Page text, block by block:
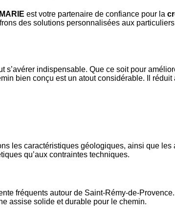
est votre partenaire de confiance pour la
des solutions personnalisées aux
s’avérer indispensable. Que ce soit pour
bien conçu est un atout considérable. Il
les caractéristiques géologiques, ainsi que
qu’aux contraintes techniques.
fréquents autour de Saint-Rémy-de-
assise solide et durable pour le chemin.